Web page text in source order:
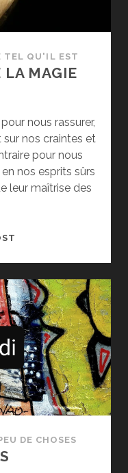
TEL QU'IL EST
LA MAGIE
nous rassurer,
nos craintes et
pour nous
nos esprits sûrs
leur maîtrise des
DE
LA
MAGIE
DE CHOSES